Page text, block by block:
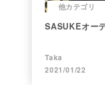
他カテゴリ
SASUKEオー
Taka
2021/01/22